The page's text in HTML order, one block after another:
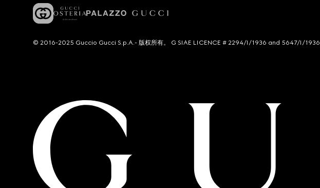
© 2016-2025 Guccio Gucci S.p.A.- 版权所有。 G SIAE LICENCE # 2294/I/1936 and 5647/I/1936